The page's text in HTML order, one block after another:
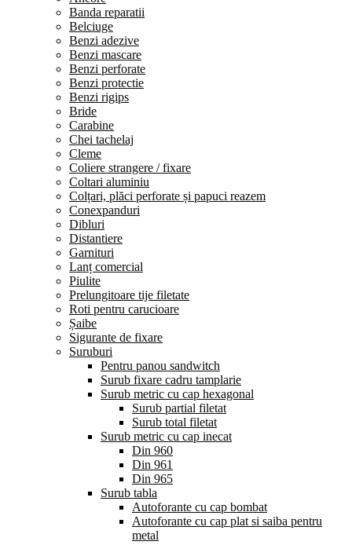
Banda reparatii
Belciuge
Benzi adezive
Benzi mascare
Benzi perforate
Benzi protectie
Benzi rigips
Bride
Carabine
Chei tachelaj
Cleme
Coliere strangere / fixare
Coltari aluminiu
Colțari, plăci perforate și papuci reazem
Conexpanduri
Dibluri
Distantiere
Garnituri
Lanț comercial
Piulite
Prelungitoare tije filetate
Roti pentru carucioare
Șaibe
Sigurante de fixare
Suruburi
Pentru panou sandwitch
Surub fixare cadru tamplarie
Surub metric cu cap hexagonal
Surub partial filetat
Surub total filetat
Surub metric cu cap inecat
Din 960
Din 961
Din 965
Surub tabla
Autoforante cu cap bombat
Autoforante cu cap plat si saiba pentru
metal